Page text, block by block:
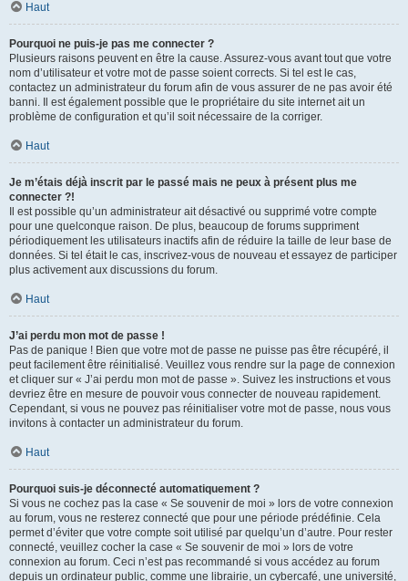
Haut
Pourquoi ne puis-je pas me connecter ?
Plusieurs raisons peuvent en être la cause. Assurez-vous avant tout que votre
nom d’utilisateur et votre mot de passe soient corrects. Si tel est le cas,
contactez un administrateur du forum afin de vous assurer de ne pas avoir été
banni. Il est également possible que le propriétaire du site internet ait un
problème de configuration et qu’il soit nécessaire de la corriger.
Haut
Je m’étais déjà inscrit par le passé mais ne peux à présent plus me
connecter ?!
Il est possible qu’un administrateur ait désactivé ou supprimé votre compte
pour une quelconque raison. De plus, beaucoup de forums suppriment
périodiquement les utilisateurs inactifs afin de réduire la taille de leur base de
données. Si tel était le cas, inscrivez-vous de nouveau et essayez de participer
plus activement aux discussions du forum.
Haut
J’ai perdu mon mot de passe !
Pas de panique ! Bien que votre mot de passe ne puisse pas être récupéré, il
peut facilement être réinitialisé. Veuillez vous rendre sur la page de connexion
et cliquer sur « J’ai perdu mon mot de passe ». Suivez les instructions et vous
devriez être en mesure de pouvoir vous connecter de nouveau rapidement.
Cependant, si vous ne pouvez pas réinitialiser votre mot de passe, nous vous
invitons à contacter un administrateur du forum.
Haut
Pourquoi suis-je déconnecté automatiquement ?
Si vous ne cochez pas la case « Se souvenir de moi » lors de votre connexion
au forum, vous ne resterez connecté que pour une période prédéfinie. Cela
permet d’éviter que votre compte soit utilisé par quelqu’un d’autre. Pour rester
connecté, veuillez cocher la case « Se souvenir de moi » lors de votre
connexion au forum. Ceci n’est pas recommandé si vous accédez au forum
depuis un ordinateur public, comme une librairie, un cybercafé, une université,